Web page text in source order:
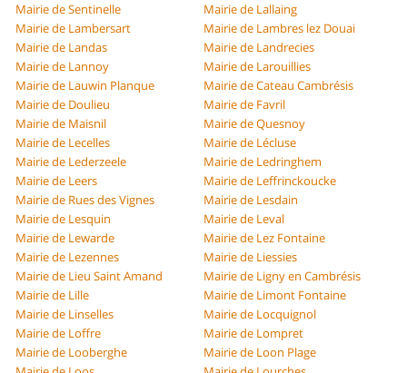
Mairie de Sentinelle
Mairie de Lallaing
Mairie de Lambersart
Mairie de Lambres lez Douai
Mairie de Landas
Mairie de Landrecies
Mairie de Lannoy
Mairie de Larouillies
Mairie de Lauwin Planque
Mairie de Cateau Cambrésis
Mairie de Doulieu
Mairie de Favril
Mairie de Maisnil
Mairie de Quesnoy
Mairie de Lecelles
Mairie de Lécluse
Mairie de Lederzeele
Mairie de Ledringhem
Mairie de Leers
Mairie de Leffrinckoucke
Mairie de Rues des Vignes
Mairie de Lesdain
Mairie de Lesquin
Mairie de Leval
Mairie de Lewarde
Mairie de Lez Fontaine
Mairie de Lezennes
Mairie de Liessies
Mairie de Lieu Saint Amand
Mairie de Ligny en Cambrésis
Mairie de Lille
Mairie de Limont Fontaine
Mairie de Linselles
Mairie de Locquignol
Mairie de Loffre
Mairie de Lompret
Mairie de Looberghe
Mairie de Loon Plage